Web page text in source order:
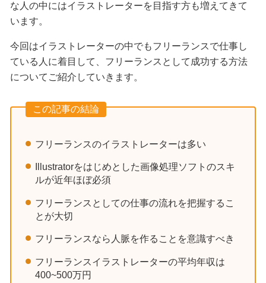
な人の中にはイラストレーターを目指す方も増えてきて
います。
今回はイラストレーターの中でもフリーランスで仕事し
ている人に着目して、フリーランスとして成功する方法
についてご紹介していきます。
この記事の結論
フリーランスのイラストレーターは多い
Illustratorをはじめとした画像処理ソフトのスキ
ルが近年ほぼ必須
フリーランスとしての仕事の流れを把握するこ
とが大切
フリーランスなら人脈を作ることを意識すべき
フリーランスイラストレーターの平均年収は
400~500万円